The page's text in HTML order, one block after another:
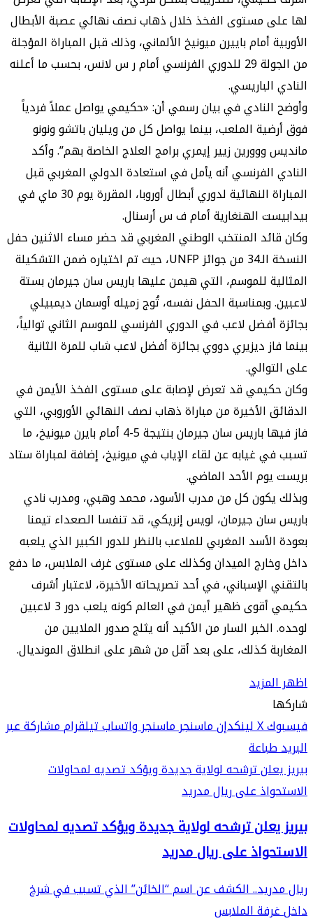
لها على مستوى الفخذ خلال ذهاب نصف نهائي عصبة الأبطال
الأوربية أمام باييرن ميونيخ الألماني، وذلك قبل المباراة المؤجلة
من الجولة 29 للدوري الفرنسي أمام ر س لانس، بحسب ما أعلنه
النادي الباريسي.
وأوضح النادي في بيان رسمي أن: «حكيمي يواصل عملاً فردياً
فوق أرضية الملعب، بينما يواصل كل من ويليان باتشو ونونو
مانديس ووورين زيير إيمري برامج العلاج الخاصة بهم”. وأكد
النادي الفرنسي أنه يأمل في استعادة الدولي المغربي قبل
المباراة النهائية لدوري أبطال أوروبا، المقررة يوم 30 ماي في
بيدابيست الهنغارية أمام ف س أرسنال.
وكان قائد المنتخب الوطني المغربي قد حضر مساء الاثنين حفل
النسخة الـ34 من جوائز UNFP، حيث تم اختياره ضمن التشكيلة
المثالية للموسم، التي هيمن عليها باريس سان جيرمان بستة
لاعبين. وبمناسبة الحفل نفسه، تُوج زميله أوسمان ديمبيلي
بجائزة أفضل لاعب في الدوري الفرنسي للموسم الثاني توالياً،
بينما فاز ديزيري دووي بجائزة أفضل لاعب شاب للمرة الثانية
على التوالي.
وكان حكيمي قد تعرض لإصابة على مستوى الفخذ الأيمن في
الدقائق الأخيرة من مباراة ذهاب نصف النهائي الأوروبي، التي
فاز فيها باريس سان جيرمان بنتيجة 5-4 أمام بايرن ميونيخ، ما
تسبب في غيابه عن لقاء الإياب في ميونيخ، إضافة لمباراة ستاد
بريست يوم الأحد الماضي.
وبذلك يكون كل من مدرب الأسود، محمد وهبي، ومدرب نادي
باريس سان جيرمان، لويس إنريكي، قد تنفسا الصعداء تيمنا
بعودة الأسد المغربي للملاعب بالنظر للدور الكبير الذي يلعبه
داخل وخارج الميدان وكذلك على مستوى غرف الملابس، ما دفع
بالتقني الإسباني، في أحد تصريحاته الأخيرة، لاعتبار أشرف
حكيمي أقوى ظهير أيمن في العالم كونه يلعب دور 3 لاعبين
لوحده. الخبر السار من الأكيد أنه يثلج صدور الملايين من
المغاربة كذلك، على بعد أقل من شهر على انطلاق المونديال.
اظهر المزيد
شاركها
فيسبوك‫Xلينكدإنماسنجرماسنجرواتسابتيلقراممشاركة عبر
البريدطباعة
بيريز يعلن ترشحه لولاية جديدة ويؤكد تصديه لمحاولات
الاستحواذ على ريال مدريد
بيريز يعلن ترشحه لولاية جديدة ويؤكد تصديه لمحاولات
الاستحواذ على ريال مدريد
ريال مدريد.. الكشف عن اسم “الخائن” الذي تسبب في شرخ
داخل غرفة الملابس